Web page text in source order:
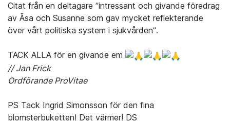
Citat från en deltagare ”intressant och givande föredrag
av Åsa och Susanne som gav mycket reflekterande
över vårt politiska system i sjukvården”.
TACK ALLA för en givande em
// Jan Frick
Ordförande ProVitae
PS Tack Ingrid Simonsson för den fina
blomsterbuketten! Det värmer! DS